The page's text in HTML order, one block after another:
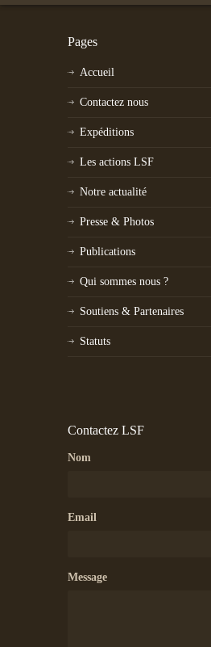
Pages
Accueil
Contactez nous
Expéditions
Les actions LSF
Notre actualité
Presse & Photos
Publications
Qui sommes nous ?
Soutiens & Partenaires
Statuts
Contactez LSF
Nom
Email
Message